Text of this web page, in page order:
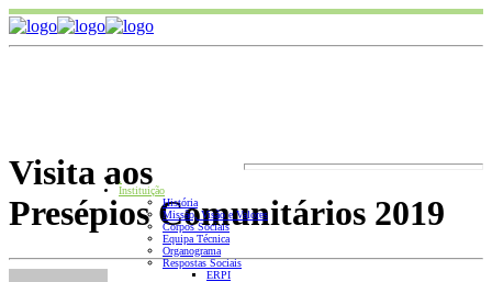
Instituição
História
Missão, Visão e Valores
Corpos Sociais
Equipa Técnica
Organograma
Respostas Sociais
ERPI
Visita aos
Presépios Comunitários 2019